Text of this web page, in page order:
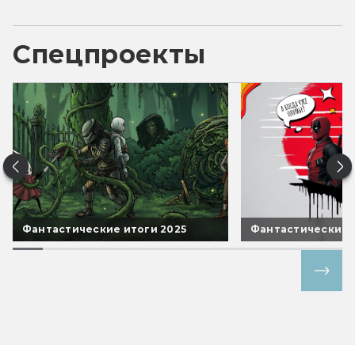
Спецпроекты
Фантастические итоги 2025 Фантастические